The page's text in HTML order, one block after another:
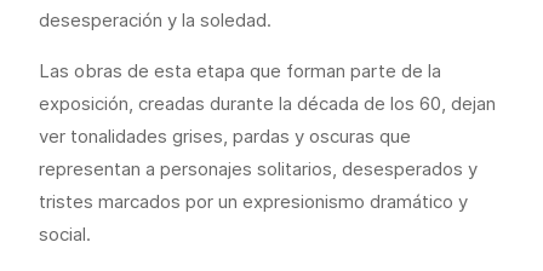
desesperación y la soledad.
Las obras de esta etapa que forman parte de la
exposición, creadas durante la década de los 60, dejan
ver tonalidades grises, pardas y oscuras que
representan a personajes solitarios, desesperados y
tristes marcados por un expresionismo dramático y
social.